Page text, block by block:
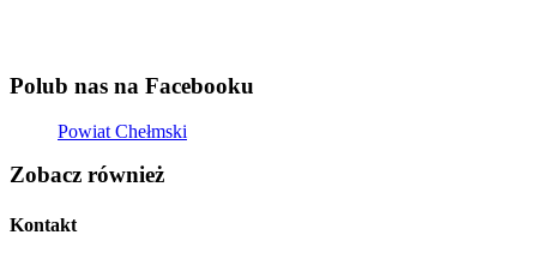
Polub nas na Facebooku
Powiat Chełmski
Zobacz również
Kontakt